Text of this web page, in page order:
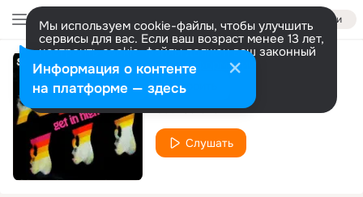
Войти
Мы используем cookie-файлы, чтобы улучшить
сервисы для вас. Если ваш возраст менее 13 лет,
настроить cookie-файлы должен ваш законный
представитель. Больше информации
Разрешить все Настроить
Just A Fantasy
Soul Caravan
Слушать
Информация о контенте
на платформе — здесь